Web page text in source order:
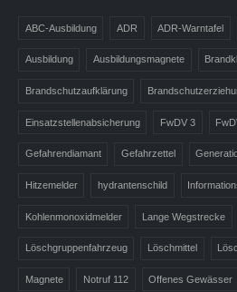
ABC-Ausbildung ADR ADR-Warntafel
Ausbildung Ausbildungsmagnete
Brandschutzaufklärung
Einsatzstellenabsicherung FwDV 3
Gefahrendiamant Gefahrzettel
Hitzemelder hydrantenschild
Kohlenmonoxidmelder Lange Wegstrecke
Löschgruppenfahrzeug Löschmittel
Magnete Notruf 112 Offenes Gewässer